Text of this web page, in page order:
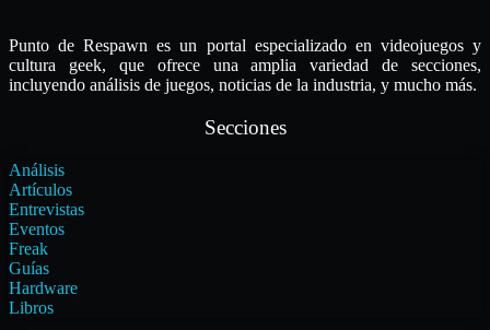
Punto de Respawn es un portal especializado en videojuegos y
cultura geek, que ofrece una amplia variedad de secciones,
incluyendo análisis de juegos, noticias de la industria, y mucho más.
Secciones
Análisis
Artículos
Entrevistas
Eventos
Freak
Guías
Hardware
Libros